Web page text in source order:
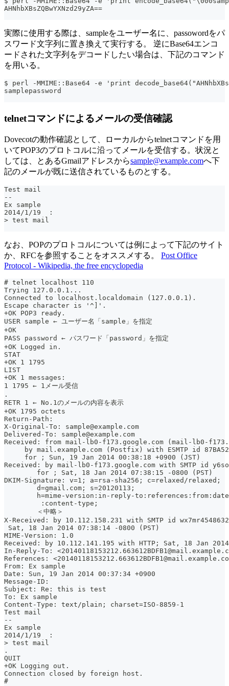
AHNhbXBsZQBwYXNzd29yZA==
実際に使用する際は、sampleをユーザー名に、passowordをパ
スワード文字列に置き換えて実行する。 逆にBase64エンコ
ードされた文字列をデコードしたい場合は、下記のコマンド
を用いる。
$ perl -MMIME::Base64 -e 'print
samplepassword
telnetコマンドによるメールの受信確認
Dovecotの動作確認として、ローカルからtelnetコマンドを用
いてPOP3のプロトコルに沿ってメールを受信する。状況と
しては、とあるGmailアドレスからsample@example.comへ下
記のメールが既に送信されているものとする。
Test mail
--
Ex sample
2014/1/19  :
> test mail
なお、POPのプロトコルについては例によって下記のサイト
か、RFCを参照することをオススメする。 Post Office
Protocol - Wikipedia, the free encyclopedia
# telnet localhost 110
Trying 127.0.0.1...
Connected to localhost.localdomain (127.0.0.1).
Escape character is '^]'.
+OK POP3 ready.
USER sample ← ユーザー名「sample」を指定
+OK
PASS password ← パスワード「password」を指定
+OK Logged in.
STAT
+OK 1 1795
LIST
+OK 1 messages:
1 1795 ← 1メール受信
.
RETR 1 ← No.1のメールの内容を表示
+OK 1795 octets
Return-Path:
X-Original-To: sample@example.com
Delivered-To: sample@example.com
Received: from mail-lb0-f173.google.com (mail-lb0-
by mail.example.com (Postfix) with ESMTP id
     for ; Sun, 19 Jan 2014 00:38:18 +0900 (JST)
Received: by mail-lb0-f173.google.com with SMTP id
        for ; Sat, 18 Jan 2014 07:38:15 -0800 (PST)
DKIM-Signature: v=1; a=rsa-sha256; c=relaxed/relaxed;
        d=gmail.com; s=20120113;
h=mime-version:in-reply-
         :content-type;
        ＜中略＞
X-Received: by 10.112.158.231 with SMTP id
Sat, 18 Jan 2014 07:38:14 -0800 (PST)
MIME-Version: 1.0
Received: by 10.112.141.195 with HTTP; Sat, 18 Jan
In-Reply-To:
References:
From: Ex sample
Date: Sun, 19 Jan 2014 00:37:34 +0900
Message-ID:
Subject: Re: this is test
To: Ex sample
Content-Type: text/plain; charset=ISO-8859-1
Test mail
--
Ex sample
2014/1/19  :
> test mail
.
QUIT
+OK Logging out.
Connection closed by foreign host.
#